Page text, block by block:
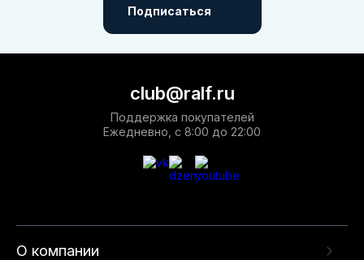
Подписаться
О компании
club@ralf.ru
Поддержка покупателей
Ежедневно, с 8:00 до 22:00